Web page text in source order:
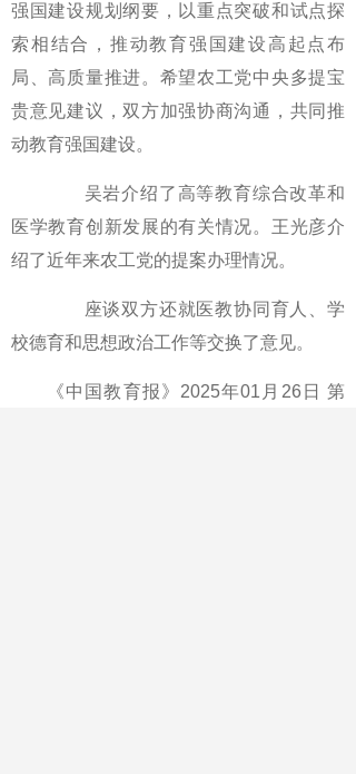
强国建设规划纲要，以重点突破和试点探
索相结合，推动教育强国建设高起点布
局、高质量推进。希望农工党中央多提宝
贵意见建议，双方加强协商沟通，共同推
动教育强国建设。
吴岩介绍了高等教育综合改革和
医学教育创新发展的有关情况。王光彦介
绍了近年来农工党的提案办理情况。
座谈双方还就医教协同育人、学
校德育和思想政治工作等交换了意见。
《中国教育报》2025年01月26日 第